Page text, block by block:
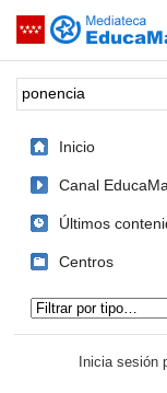
Saltar navegación
Palabra o frase:
Inicio
Canal
Últimos
Centros
Inicia sesión